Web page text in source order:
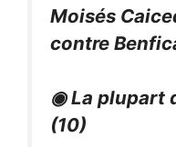
Moisés
contre
◉ La plupart
(10)